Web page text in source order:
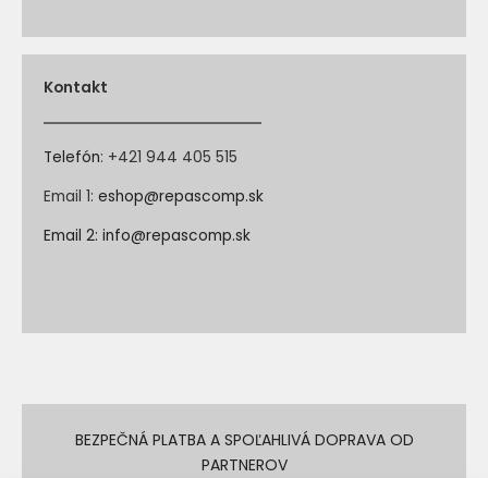
Kontakt
Telefón: +421 944 405 515
Email 1: eshop@repascomp.sk
Email 2: info@repascomp.sk
BEZPEČNÁ PLATBA A SPOĽAHLIVÁ DOPRAVA OD
PARTNEROV